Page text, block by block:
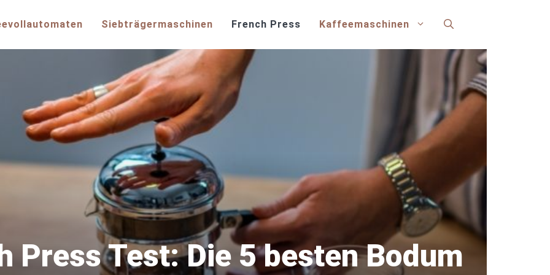
Siebträgermaschinen French Press Kaffeemaschinen
Press Test: Die 5 besten Bodum